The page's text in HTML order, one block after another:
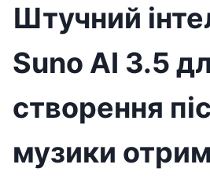
Штучний
Suno AI 3.5
створення
музики